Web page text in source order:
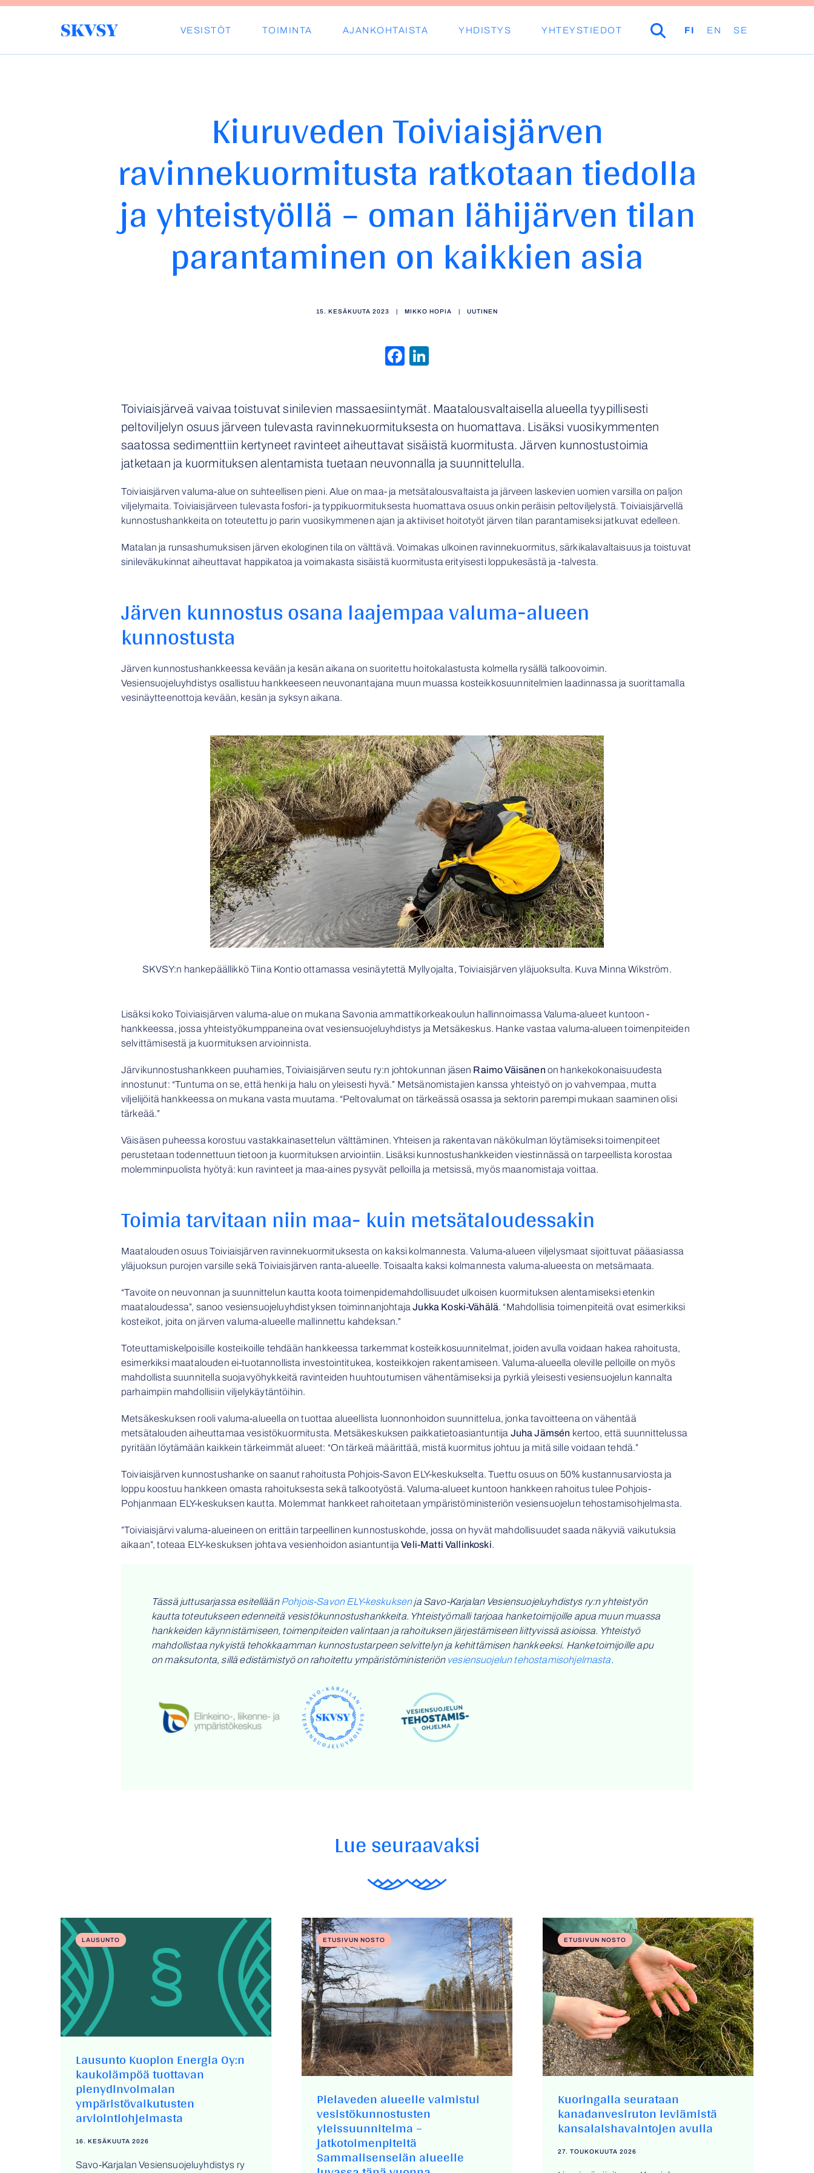
Hyppää
Savo-Karjalan Vesiensuojeluyhdistys ry
VESISTÖT TOIMINTA AJANKOHTAISTA YHDISTYS YHTEYSTIEDOT HAKU
FI EN SE
Kiuruveden Toiviaisjärven
ravinnekuormitusta ratkotaan tiedolla
ja yhteistyöllä – oman lähijärven tilan
parantaminen on kaikkien asia
15. KESÄKUUTA 2023 | MIKKO HOPIA | UUTINEN
Facebook
Toiviaisjärveä vaivaa toistuvat sinilevien massaesiintymät. Maatalousvaltaisella alueella tyypillisesti
peltoviljelyn osuus järveen tulevasta ravinnekuormituksesta on huomattava. Lisäksi vuosikymmenten
saatossa sedimenttiin kertyneet ravinteet aiheuttavat sisäistä kuormitusta. Järven kunnostustoimia
jatketaan ja kuormituksen alentamista tuetaan neuvonnalla ja suunnittelulla.
Toiviaisjärven valuma-alue on suhteellisen pieni. Alue on maa- ja metsätalousvaltaista ja järveen laskevien uomien varsilla on paljon
viljelymaita. Toiviaisjärveen tulevasta fosfori- ja typpikuormituksesta huomattava osuus onkin peräisin peltoviljelystä. Toiviaisjärvellä
kunnostushankkeita on toteutettu jo parin vuosikymmenen ajan ja aktiiviset hoitotyöt järven tilan parantamiseksi jatkuvat edelleen.
Matalan ja runsashumuksisen järven ekologinen tila on välttävä. Voimakas ulkoinen ravinnekuormitus, särkikalavaltaisuus ja toistuvat
sinileväkukinnat aiheuttavat happikatoa ja voimakasta sisäistä kuormitusta erityisesti loppukesästä ja -talvesta.
Järven kunnostus osana laajempaa valuma-alueen
kunnostusta
Järven kunnostushankkeessa kevään ja kesän aikana on suoritettu hoitokalastusta kolmella rysällä talkoovoimin.
Vesiensuojeluyhdistys osallistuu hankkeeseen neuvonantajana muun muassa kosteikkosuunnitelmien laadinnassa ja suorittamalla
vesinäytteenottoja kevään, kesän ja syksyn aikana.
SKVSY:n hankepäällikkö Tiina Kontio ottamassa vesinäytettä Myllyojalta, Toiviaisjärven yläjuoksulta. Kuva Minna Wikström.
Lisäksi koko Toiviaisjärven valuma-alue on mukana Savonia ammattikorkeakoulun hallinnoimassa Valuma-alueet kuntoon -
hankkeessa, jossa yhteistyökumppaneina ovat vesiensuojeluyhdistys ja Metsäkeskus. Hanke vastaa valuma-alueen toimenpiteiden
selvittämisestä ja kuormituksen arvioinnista.
Järvikunnostushankkeen puuhamies, Toiviaisjärven seutu ry:n johtokunnan jäsen Raimo Väisänen on hankekokonaisuudesta
innostunut: “Tuntuma on se, että henki ja halu on yleisesti hyvä.” Metsänomistajien kanssa yhteistyö on jo vahvempaa, mutta
viljelijöitä hankkeessa on mukana vasta muutama. “Peltovalumat on tärkeässä osassa ja sektorin parempi mukaan saaminen olisi
tärkeää.”
Väisäsen puheessa korostuu vastakkainasettelun välttäminen. Yhteisen ja rakentavan näkökulman löytämiseksi toimenpiteet
perustetaan todennettuun tietoon ja kuormituksen arviointiin. Lisäksi kunnostushankkeiden viestinnässä on tarpeellista korostaa
molemminpuolista hyötyä: kun ravinteet ja maa-aines pysyvät pelloilla ja metsissä, myös maanomistaja voittaa.
Toimia tarvitaan niin maa- kuin metsätaloudessakin
Maatalouden osuus Toiviaisjärven ravinnekuormituksesta on kaksi kolmannesta. Valuma-alueen viljelysmaat sijoittuvat pääasiassa
yläjuoksun purojen varsille sekä Toiviaisjärven ranta-alueelle. Toisaalta kaksi kolmannesta valuma-alueesta on metsämaata.
“Tavoite on neuvonnan ja suunnittelun kautta koota toimenpidemahdollisuudet ulkoisen kuormituksen alentamiseksi etenkin
maataloudessa”, sanoo vesiensuojeluyhdistyksen toiminnanjohtajaJukka Koski-Vähälä. “Mahdollisia toimenpiteitä ovat esimerkiksi
kosteikot, joita on järven valuma-alueelle mallinnettu kahdeksan.”
Toteuttamiskelpoisille kosteikoille tehdään hankkeessa tarkemmat kosteikkosuunnitelmat, joiden avulla voidaan hakea rahoitusta,
esimerkiksi maatalouden ei-tuotannollista investointitukea, kosteikkojen rakentamiseen. Valuma-alueella oleville pelloille on myös
mahdollista suunnitella suojavyöhykkeitä ravinteiden huuhtoutumisen vähentämiseksi ja pyrkiä yleisesti vesiensuojelun kannalta
parhaimpiin mahdollisiin viljelykäytäntöihin.
Metsäkeskuksen rooli valuma-alueella on tuottaa alueellista luonnonhoidon suunnittelua, jonka tavoitteena on vähentää
metsätalouden aiheuttamaa vesistökuormitusta. Metsäkeskuksen paikkatietoasiantuntija Juha Jämsén kertoo, että suunnittelussa
pyritään löytämään kaikkein tärkeimmät alueet: “On tärkeä määrittää, mistä kuormitus johtuu ja mitä sille voidaan tehdä.”
Toiviaisjärven kunnostushanke on saanut rahoitusta Pohjois-Savon ELY-keskukselta. Tuettu osuus on 50% kustannusarviosta ja
loppu koostuu hankkeen omasta rahoituksesta sekä talkootyöstä. Valuma-alueet kuntoon hankkeen rahoitus tulee Pohjois-
Pohjanmaan ELY-keskuksen kautta. Molemmat hankkeet rahoitetaan ympäristöministeriön vesiensuojelun tehostamisohjelmasta.
”Toiviaisjärvi valuma-alueineen on erittäin tarpeellinen kunnostuskohde, jossa on hyvät mahdollisuudet saada näkyviä vaikutuksia
aikaan”, toteaa ELY-keskuksen johtava vesienhoidon asiantuntijaVeli-Matti Vallinkoski.
Tässä juttusarjassa esitelläänPohjois-Savon ELY-keskuksenja Savo-Karjalan Vesiensuojeluyhdistys ry:n yhteistyön
kautta toteutukseen edenneitä vesistökunnostushankkeita. Yhteistyömalli tarjoaa hanketoimijoille apua muun muassa
hankkeiden käynnistämiseen, toimenpiteiden valintaan ja rahoituksen järjestämiseen liittyvissä asioissa. Yhteistyö
mahdollistaa nykyistä tehokkaamman kunnostustarpeen selvittelyn ja kehittämisen hankkeeksi. Hanketoimijoille apu
on maksutonta, sillä edistämistyö on rahoitettu ympäristöministeriön vesiensuojelun tehostamisohjelmasta.
Lue seuraavaksi
LAUSUNTO
Lausunto Kuopion Energia Oy:n
kaukolämpöä tuottavan
pienydinvoimalan
ympäristövaikutusten
arviointiohjelmasta
16. KESÄKUUTA 2026
Savo-Karjalan Vesiensuojeluyhdistys ry
ETUSIVUN NOSTO
Pielaveden alueelle valmistui
vesistökunnostusten
yleissuunnitelma –
jatkotoimenpiteitä
Sammalisenselän alueelle
ETUSIVUN NOSTO
Kuoringalla seurataan
kanadanvesiruton leviämistä
kansalaishavaintojen avulla
27. TOUKOKUUTA 2026